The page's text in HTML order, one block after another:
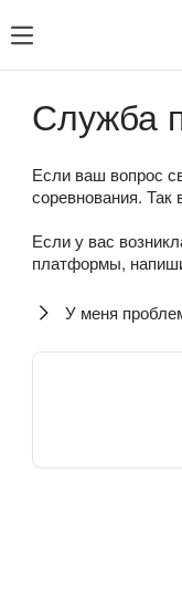
Служба
Если ваш вопрос
соревнования. Так
Если у вас
платформы,
У меня